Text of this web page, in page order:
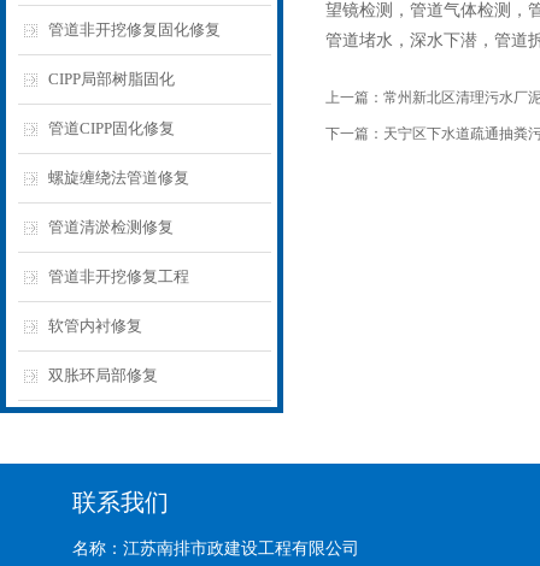
管道非开挖修复固化修复
CIPP局部树脂固化
管道CIPP固化修复
螺旋缠绕法管道修复
管道清淤检测修复
管道非开挖修复工程
软管内衬修复
双胀环局部修复
望镜检测，管道气体检测，
管道堵水，深水下潜，管道
上一篇： 常州新北区清理污水厂
下一篇： 天宁区下水道疏通抽粪
联系我们
名称：江苏南排市政建设工程有限公司